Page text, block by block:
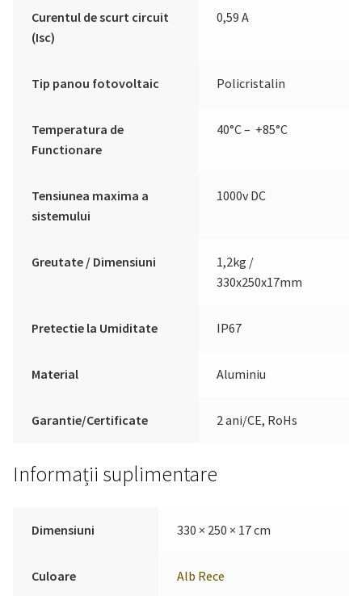
Curentul de scurt circuit
(Isc)
0,59 A
Tip panou fotovoltaic Policristalin
Temperatura de
Functionare
40°C – +85°C
Tensiunea maxima a
sistemului
1000v DC
Greutate / Dimensiuni
1,2kg /
330x250x17mm
Pretectie la Umiditate IP67
Material Aluminiu
Garantie/Certificate 2 ani/CE, RoHs
Informații suplimentare
Dimensiuni 330 × 250 × 17 cm
Culoare Alb Rece